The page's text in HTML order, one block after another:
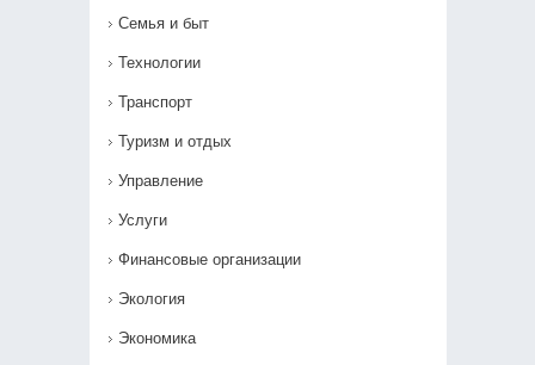
Семья и быт
Технологии
Транспорт
Туризм и отдых
Управление
Услуги
Финансовые организации
Экология
Экономика